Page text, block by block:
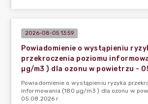
2026-08-05 13:59
Powiadomienie o wystąpieniu
przekroczenia poziomu
µg/m3 ) dla ozonu w powietrzu -
Powiadomienie o wystąpieniu ryzyka
informowania (180 µg/m3 ) dla ozonu w
05.08.2026 r.